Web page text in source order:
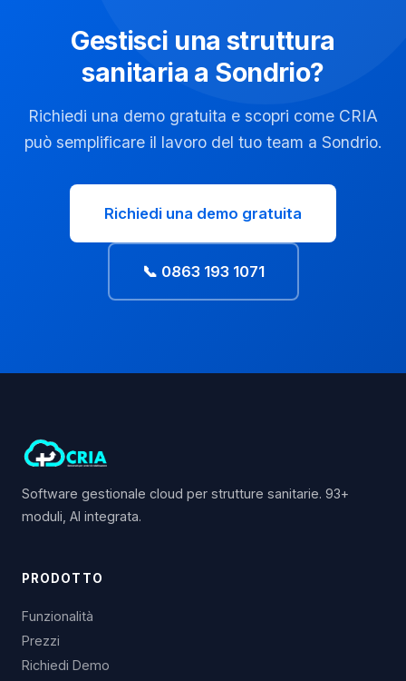
Gestisci una struttura
sanitaria a Sondrio?
Richiedi una demo gratuita e scopri come CRIA
può semplificare il lavoro del tuo team a Sondrio.
Richiedi una demo gratuita
📞 0863 193 1071
Software gestionale cloud per strutture sanitarie. 93+
moduli, AI integrata.
PRODOTTO
Funzionalità
Prezzi
Richiedi Demo